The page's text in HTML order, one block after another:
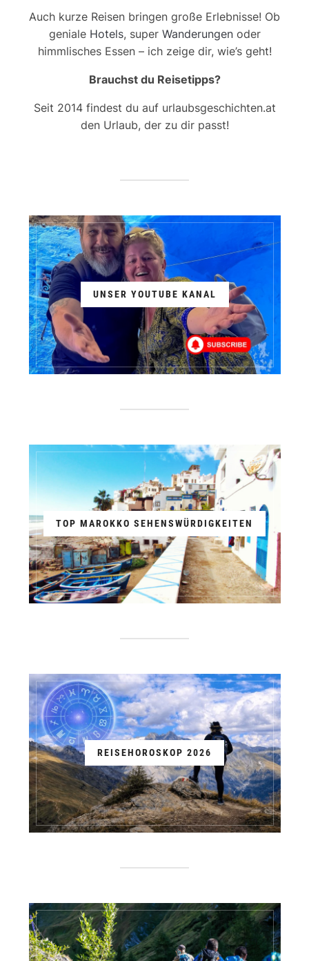
Auch kurze Reisen bringen große Erlebnisse! Ob
geniale Hotels, super Wanderungenoder
himmlisches Essen – ich zeige dir, wie’s geht!
Brauchst du Reisetipps?
Seit 2014 findest du auf urlaubsgeschichten.at
den Urlaub, der zu dir passt!
UNSER YOUTUBE KANAL
TOP MAROKKO SEHENSWÜRDIGKEITEN
REISEHOROSKOP 2026